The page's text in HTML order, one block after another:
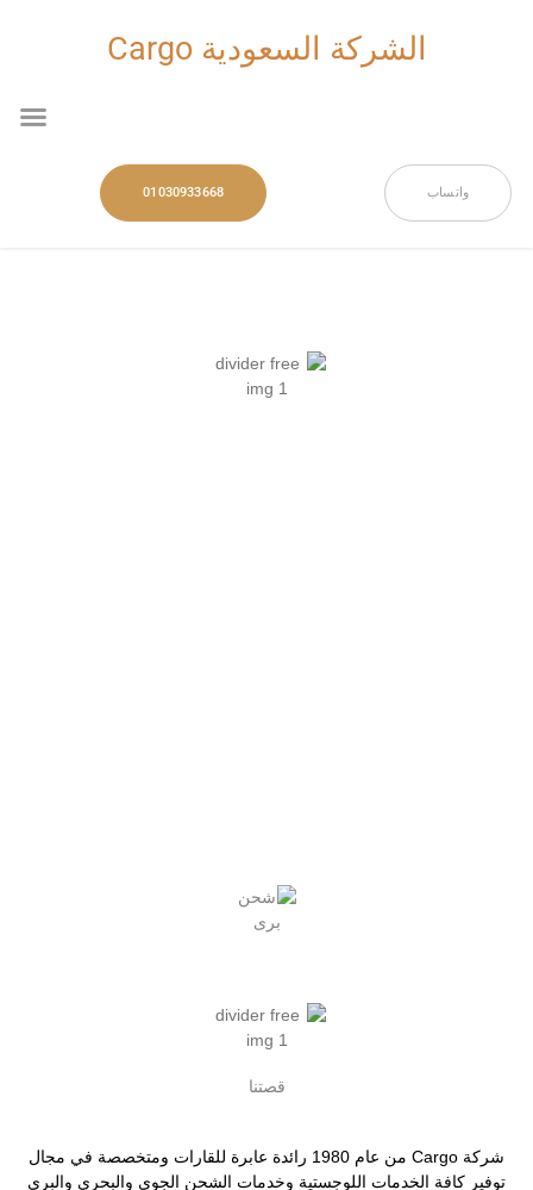
الشركة السعودية Cargo
واتساب 01030933668
قصتنا
شركة Cargo من عام 1980 رائدة عابرة للقارات ومتخصصة في مجال
توفير كافة الخدمات اللوجستية وخدمات الشحن الجوي والبحري والبري